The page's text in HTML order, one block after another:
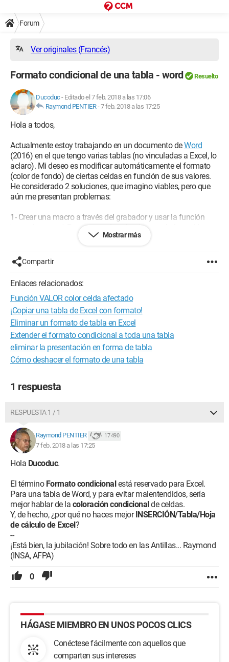
Forum
Ver originales (Francés)
Formato condicional de una tabla - word Resuelto
Ducoduc- Editado el 7 feb. 2018 a las 17:06
Raymond PENTIER-7 feb. 2018 a las 17:25
Hola a todos,
Actualmente estoy trabajando en un documento deWord
(2016) en el que tengo varias tablas (no vinculadas a Excel, lo
aclaro). Mi deseo es modificar automáticamente el formato
(color de fondo) de ciertas celdas en función de sus valores.
He considerado 2 soluciones, que imagino viables, pero que
aún me presentan problemas:
1- Crear una macro a través del grabador y usar la función
'reemplazar por'. Pero no puedo seleccionar solo las celdas
que me interesan (la última columna, en este caso) y esto me
manera es posible agregar/modificar el fondo de la celda,
solo he logrado modificar la fuente del texto.
2- Crear una macro con la siguiente estructura:
Si las celdas XXXX tienen el valor YYYY, entonces aplicar el
color verde a esas celdas.
Problema: no sé absolutamente cómo hacerlo, especialmente
para elegir las celdas a controlar.
¿Qué piensan de estas soluciones, cuál les parece más
adecuada? ¿Tienen algunas pistas para ayudarme a resolver
puede servir..
Ducoduc
Mostrar más
Compartir
Enlaces relacionados:
Función VALOR color celda afectado
¡Copiar una tabla de Excel con formato!
Eliminar un formato de tabla en Excel
Extender el formato condicional a toda una tabla
eliminar la presentación en forma de tabla
Cómo deshacer el formato de una tabla
1 respuesta
RESPUESTA 1 / 1
Raymond PENTIER 17 490
7 feb. 2018 a las 17:25
Hola Ducoduc.
El término Formato condicionalestá reservado para Excel.
Para una tabla de Word, y para evitar malentendidos, sería
mejor hablar de la coloración condicionalde celdas.
Y, de hecho, ¿por qué no haces mejorINSERCIÓN/Tabla/Hoja
de cálculo de Excel?
--
¡Está bien, la jubilación! Sobre todo en las Antillas... Raymond
(INSA, AFPA)
0
HÁGASE MIEMBRO EN UNOS POCOS CLICS
Conéctese fácilmente con aquellos que
comparten sus intereses